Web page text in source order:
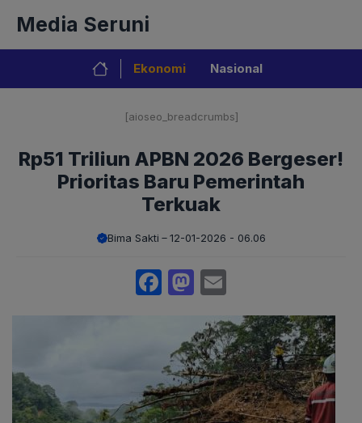
isi
Media Seruni
Ekonomi Nasional
[aioseo_breadcrumbs]
Rp51 Triliun APBN 2026 Bergeser!
Prioritas Baru Pemerintah
Terkuak
Bima Sakti 12-01-2026 - 06.06
Facebook
Mastodon